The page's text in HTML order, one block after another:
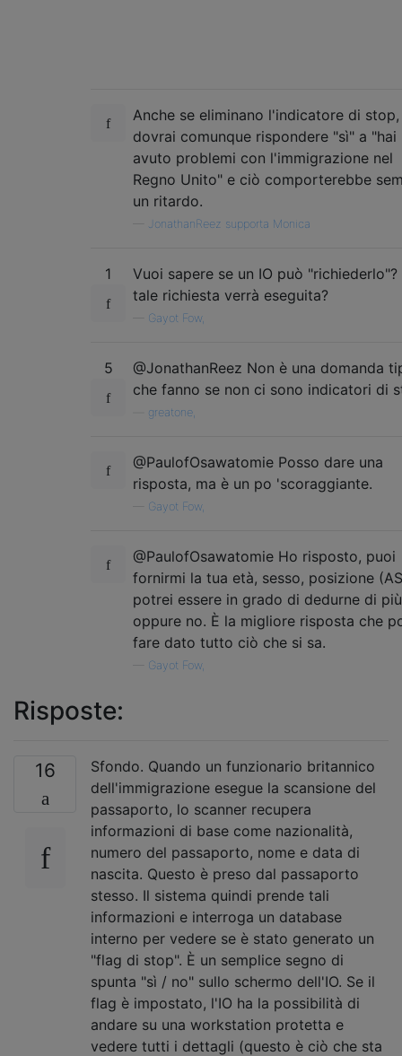
Anche se eliminano l'indicatore di stop,
dovrai comunque rispondere "sì" a "hai
avuto problemi con l'immigrazione nel
Regno Unito" e ciò comporterebbe
un ritardo.
JonathanReez supporta Monica
1
Vuoi sapere se un IO può "richiederlo"?
tale richiesta verrà eseguita?
Gayot Fow,
5
@JonathanReez Non è una domanda
che fanno se non ci sono indicatori di
greatone,
@PaulofOsawatomie Posso dare una
risposta, ma è un po 'scoraggiante.
Gayot Fow,
@PaulofOsawatomie Ho risposto, puoi
fornirmi la tua età, sesso, posizione
potrei essere in grado di dedurne di
oppure no. È la migliore risposta che
fare dato tutto ciò che si sa.
Gayot Fow,
Risposte:
16
Sfondo. Quando un funzionario britannico
dell'immigrazione esegue la scansione del
passaporto, lo scanner recupera
informazioni di base come nazionalità,
numero del passaporto, nome e data di
nascita. Questo è preso dal passaporto
stesso. Il sistema quindi prende tali
informazioni e interroga un database
interno per vedere se è stato generato un
"flag di stop". È un semplice segno di
spunta "sì / no" sullo schermo dell'IO. Se il
flag è impostato, l'IO ha la possibilità di
andare su una workstation protetta e
vedere tutti i dettagli (questo è ciò che sta